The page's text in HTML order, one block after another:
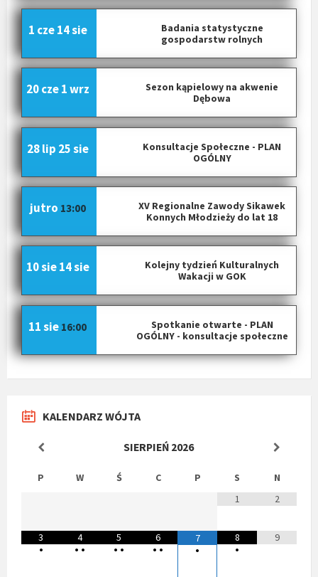
Badania statystyczne
gospodarstw rolnych
1 cze 14 sie
Sezon kąpielowy na akwenie
Dębowa
20 cze 1 wrz
Konsultacje Społeczne - PLAN
OGÓLNY
28 lip 25 sie
XV Regionalne Zawody Sikawek
Konnych Młodzieży do lat 18
jutro 13:00
Kolejny tydzień Kulturalnych
Wakacji w GOK
10 sie 14 sie
Spotkanie otwarte - PLAN
OGÓLNY - konsultacje społeczne
11 sie 16:00
KALENDARZ WÓJTA
SIERPIEŃ 2026
P W Ś C P S
N
1
2
3
•
4
• •
5
• •
6
• •
7
•
8
•
9